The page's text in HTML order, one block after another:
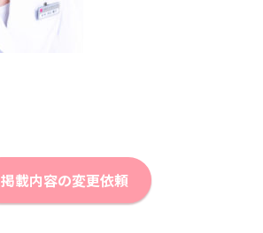
掲載内容の変更依頼